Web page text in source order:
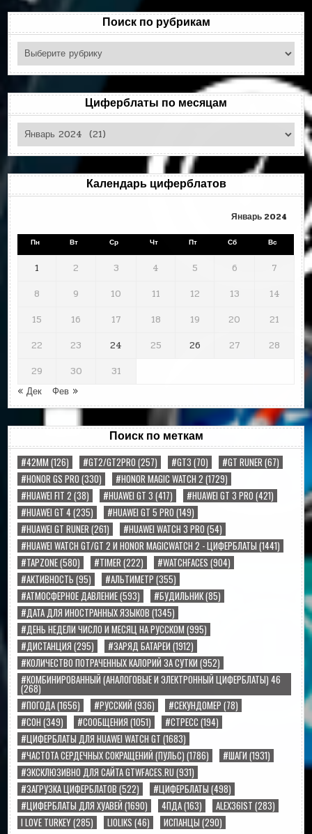
Поиск по рубрикам
Поиск
по
рубрикам
Циферблаты по месяцам
Циферблаты
по
месяцам
Календарь циферблатов
Январь 2024
Пн Вт Ср Чт Пт Сб Вс
1 2 3 4 5 6
7
8
9 10 11 12 13
14
15
16 17 18 19 20
21
22
23 24 25 26 27
28
29
30
31
« Дек
Фев »
Поиск по меткам
#42MM (126) #GT2/GT2PRO (257) #GT3 (70) #GT RUNER(67)
#HONOR GS PRO (330) #HONOR MAGIC WATCH 2 (1729)
#HUAWEI FIT 2 (38) #HUAWEI GT 3 (417) #HUAWEI GT 3 PRO (421)
#HUAWEI GT 4(235) #HUAWEI GT 5 PRO (149)
#HUAWEI GT RUNER(261) #HUAWEI WATCH 3 PRO (54)
#HUAWEI WATCH GT/GT 2 И HONOR MAGICWATCH 2 - ЦИФЕРБЛАТЫ (1441)
#TAPZONE(580) #TIMER(222) #WATCHFACES (904)
#АКТИВНОСТЬ (95) #АЛЬТИМЕТР (355)
#АТМОСФЕРНОЕ ДАВЛЕНИЕ(593) #БУДИЛЬНИК(85)
#ДАТА ДЛЯ ИНОСТРАННЫХ ЯЗЫКОВ (1345)
#ДЕНЬ НЕДЕЛИ ЧИСЛО И МЕСЯЦ НА РУССКОМ (995)
#ДИСТАНЦИЯ (295) #ЗАРЯД БАТАРЕИ (1912)
#КОЛИЧЕСТВО ПОТРАЧЕННЫХ КАЛОРИЙ ЗА СУТКИ (952)
#КОМБИНИРОВАННЫЙ (АНАЛОГОВЫЕ И ЭЛЕКТРОННЫЙ ЦИФЕРБЛАТЫ) 46
(268)
#ПОГОДА(1656) #РУССКИЙ (936) #СЕКУНДОМЕР (78)
#СОН (349) #СООБЩЕНИЯ (1051) #СТРЕСС (194)
#ЦИФЕРБЛАТЫ ДЛЯ HUAWEI WATCH GT (1683)
#ЧАСТОТА СЕРДЕЧНЫХ СОКРАЩЕНИЙ (ПУЛЬС) (1786) #ШАГИ (1931)
#ЭКСКЛЮЗИВНО ДЛЯ САЙТА GTWFACES.RU (931)
#ЗАГРУЗКА ЦИФЕРБЛАТОВ (522) #ЦИФЕРБЛАТЫ (498)
#ЦИФЕРБЛАТЫ ДЛЯ ХУАВЕЙ (1690) 4ПДА(163) ALEX36IST (283)
I LOVE TURKEY(285) LIOLIKS (46) ИСПАНЦЫ (290)